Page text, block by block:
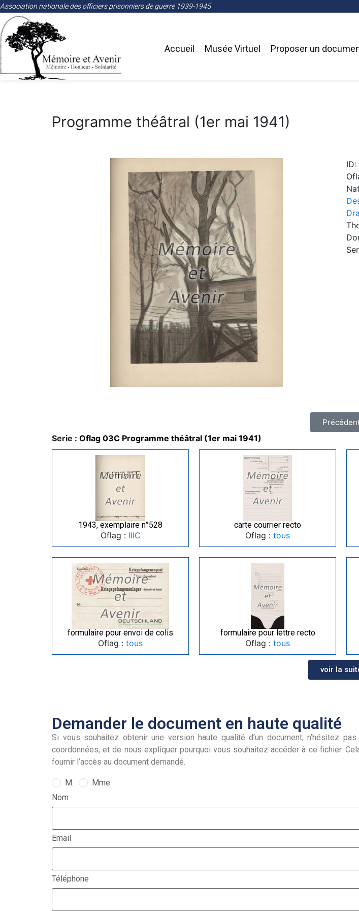
Association nationale des officiers prisonniers de guerre 1939-1945
Accueil Musée Virtuel Proposer un
Programme théâtral (1er mai 1941)
Serie : Oflag 03C Programme théâtral (1er mai 1941)
1943, exemplaire n°528
Oflag : IIIC
carte courrier recto
Oflag : tous
formulaire pour envoi de colis
Oflag : tous
formulaire pour lettre recto
Oflag : tous
voir la
Demander le document en haute qualité
Si vous souhaitez obtenir une version haute qualité d’un document, n’hésitez
coordonnées, et de nous expliquer pourquoi vous souhaitez accéder à ce fichier.
fournir l’accès au document demandé.
M.
Mme
Nom
Email
Téléphone